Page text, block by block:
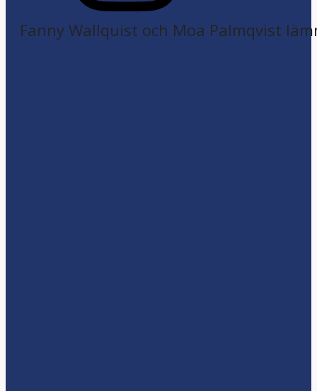
Fanny Wallquist och Moa Palmqvist